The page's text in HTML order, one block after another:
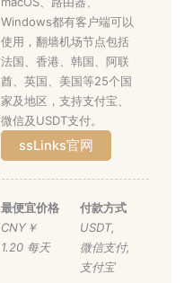
Windows都有客户端可以
使用，翻墙机场节点包括
法国、香港、韩国、阿联
酋、英国、美国等25个国
家及地区，支持支付宝、
微信及USDT支付。
ssLinks官网
最便宜价格
CNY￥
1.20 每天
付款方式
USDT,
微信支付,
支付宝